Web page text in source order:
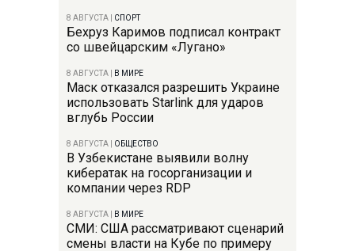
8 АВГУСТА СПОРТ
Бехруз Каримов подписал контракт
со швейцарским «Лугано»
8 АВГУСТА В МИРЕ
Маск отказался разрешить Украине
использовать Starlink для ударов
вглубь России
8 АВГУСТА ОБЩЕСТВО
В Узбекистане выявили волну
кибератак на госорганизации и
компании через RDP
8 АВГУСТА В МИРЕ
СМИ: США рассматривают сценарий
смены власти на Кубе по примеру